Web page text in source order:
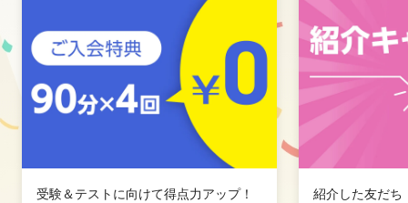
受験＆テストに向けて得点力アップ！
紹介した友だち